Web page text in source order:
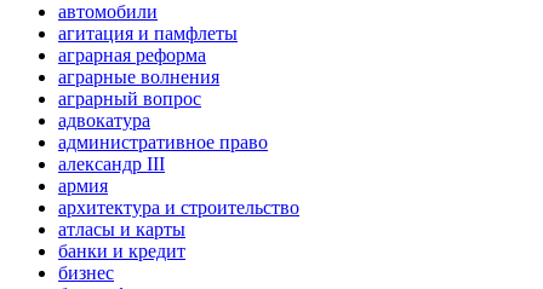
автомобили
агитация и памфлеты
аграрная реформа
аграрные волнения
аграрный вопрос
адвокатура
административное право
александр III
армия
архитектура и строительство
атласы и карты
банки и кредит
бизнес